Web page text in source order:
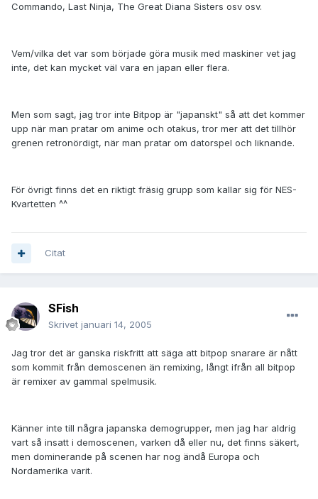
Commando, Last Ninja, The Great Diana Sisters osv osv.
Vem/vilka det var som började göra musik med maskiner vet jag
inte, det kan mycket väl vara en japan eller flera.
Men som sagt, jag tror inte Bitpop är "japanskt" så att det kommer
upp när man pratar om anime och otakus, tror mer att det tillhör
grenen retronördigt, när man pratar om datorspel och liknande.
För övrigt finns det en riktigt fräsig grupp som kallar sig för NES-
Kvartetten ^^
Citat
SFish
Skrivet januari 14, 2005
Jag tror det är ganska riskfritt att säga att bitpop snarare är nått
som kommit från demoscenen än remixing, långt ifrån all bitpop
är remixer av gammal spelmusik.
Känner inte till några japanska demogrupper, men jag har aldrig
vart så insatt i demoscenen, varken då eller nu, det finns säkert,
men dominerande på scenen har nog ändå Europa och
Nordamerika varit.